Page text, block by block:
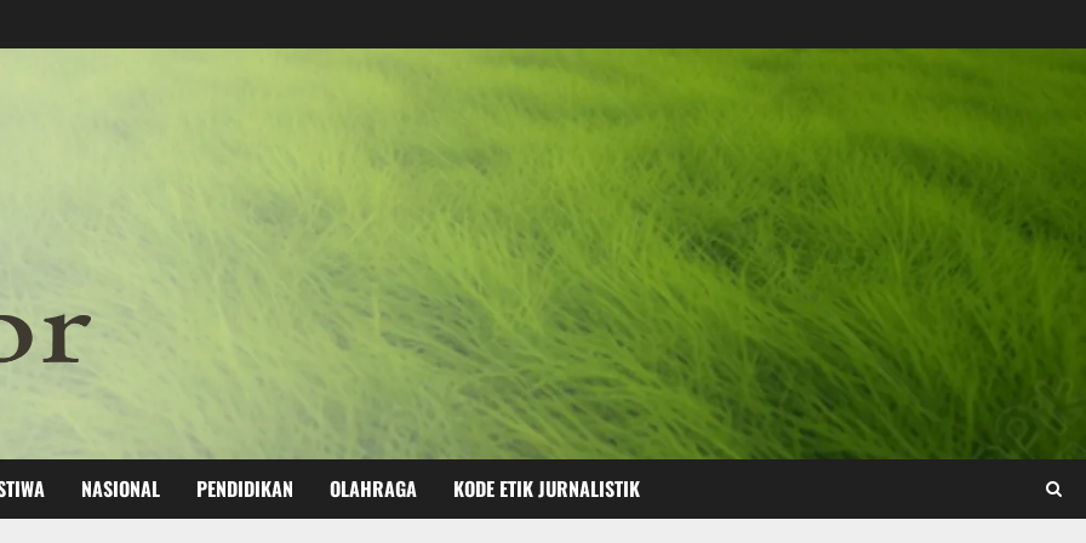
NASIONAL PENDIDIKAN OLAHRAGA KODE ETIK JURNALISTIK